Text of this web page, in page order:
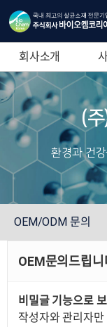
회사소개
(
환경과 건
OEM/ODM 문의
OEM문의드립니
비밀글 기능으로
작성자와 관리자